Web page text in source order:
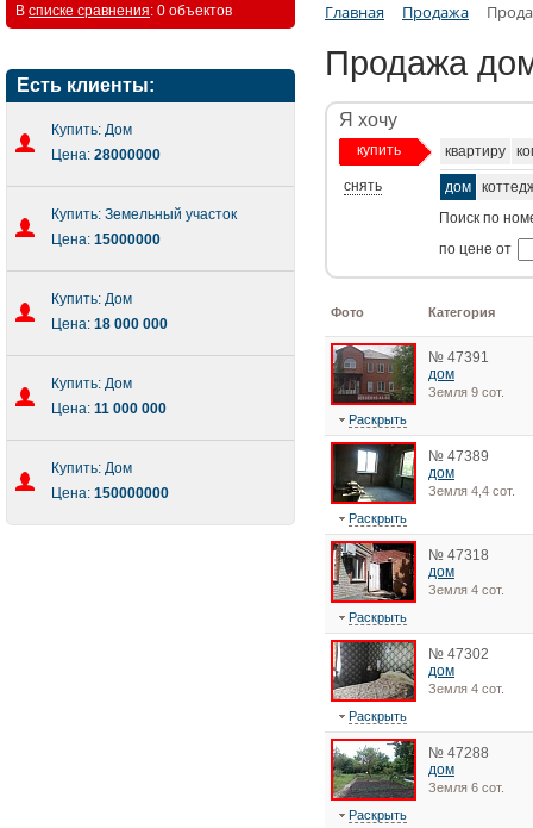
В списке сравнения: 0 объектов
Есть клиенты:
Купить: Дом
Цена: 28000000
Купить: Земельный участок
Цена: 15000000
Купить: Дом
Цена: 18 000 000
Купить: Дом
Цена: 11 000 000
Купить: Дом
Цена: 150000000
Главная Продажа
Продажа
Я хочу
купить
снять
квартиру
дом
Поиск по
по цене от
Фото Категория
№ 47391
дом
Земля 9 сот.
Раскрыть
№ 47389
дом
Земля 4,4 сот.
Раскрыть
№ 47318
дом
Земля 4 сот.
Раскрыть
№ 47302
дом
Земля 4 сот.
Раскрыть
№ 47288
дом
Земля 6 сот.
Раскрыть